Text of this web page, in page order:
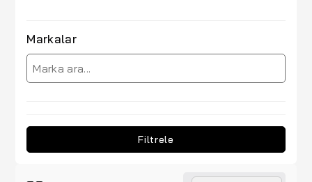
Markalar
Filtrele